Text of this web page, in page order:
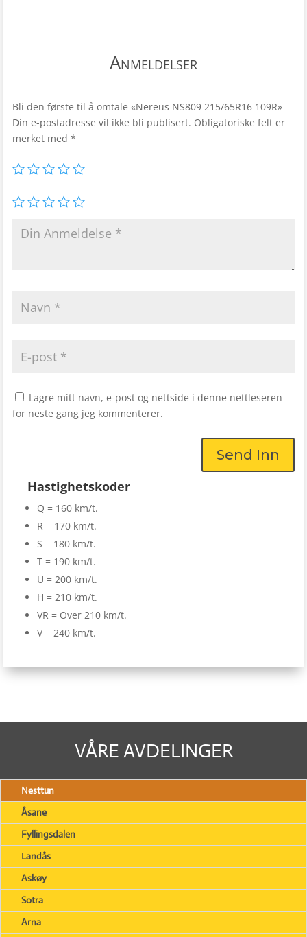
Anmeldelser
Bli den første til å omtale «Nereus NS809 215/65R16 109R»
Din e-postadresse vil ikke bli publisert. Obligatoriske felt er
merket med *
Lagre mitt navn, e-post og nettside i denne nettleseren
for neste gang jeg kommenterer.
Send Inn
Hastighetskoder
Q = 160 km/t.
R = 170 km/t.
S = 180 km/t.
T = 190 km/t.
U = 200 km/t.
H = 210 km/t.
VR = Over 210 km/t.
V = 240 km/t.
VÅRE AVDELINGER
Nesttun
Åsane
Fyllingsdalen
Landås
Askøy
Sotra
Arna